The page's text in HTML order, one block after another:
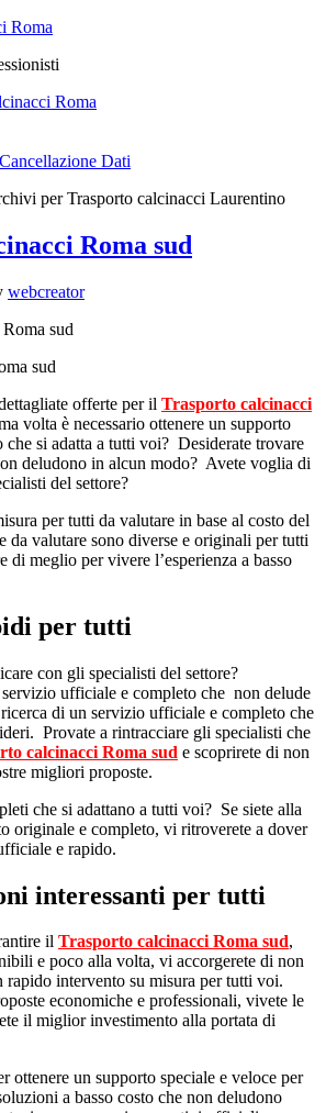
Roma
Roma
Dati
per Trasporto calcinacci Laurentino
Roma sud
webcreator
sud
offerte per il Trasporto calcinacci
volta è necessario ottenere un supporto
che si adatta a tutti voi? Desiderate trovare
deludono in alcun modo? Avete voglia di
del settore?
per tutti da valutare in base al costo del
da valutare sono diverse e originali per tutti
di meglio per vivere l’esperienza a basso
per tutti
con gli specialisti del settore?
servizio ufficiale e completo che non delude
di un servizio ufficiale e completo che
Provate a rintracciare gli specialisti che
calcinacci Roma sud e scoprirete di non
migliori proposte.
che si adattano a tutti voi? Se siete alla
originale e completo, vi ritroverete a dover
e rapido.
interessanti per tutti
il Trasporto calcinacci Roma sud,
e poco alla volta, vi accorgerete di non
rapido intervento su misura per tutti voi.
economiche e professionali, vivete le
il miglior investimento alla portata di
ottenere un supporto speciale e veloce per
a basso costo che non deludono